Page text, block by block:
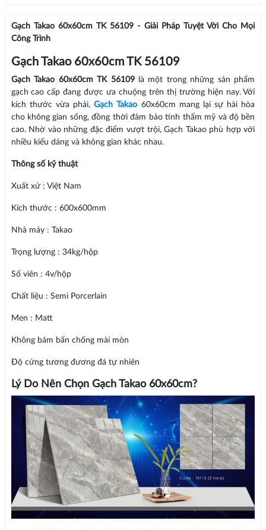
Gạch Takao 60x60cm TK 56109 - Giải Pháp Tuyệt Vời Cho Mọi
Công Trình
Gạch Takao 60x60cm TK 56109
Gạch Takao 60x60cm TK 56109là một trong những sản phẩm
gạch cao cấp đang được ưa chuộng trên thị trường hiện nay. Với
kích thước vừa phải,Gạch Takao 60x60cm mang lại sự hài hòa
cho không gian sống, đồng thời đảm bảo tính thẩm mỹ và độ bền
cao. Nhờ vào những đặc điểm vượt trội, Gạch Takao phù hợp với
nhiều kiểu dáng và không gian khác nhau.
Thông số kỹ thuật
Xuất xứ : Việt Nam
Kích thước : 600x600mm
Nhà máy : Takao
Trọng lượng : 34kg/hộp
Số viên : 4v/hộp
Chất liệu : Semi Porcerlain
Men : Matt
Không bám bẩn chống mài mòn
Độ cứng tương đương đá tự nhiên
Lý Do Nên Chọn Gạch Takao 60x60cm?